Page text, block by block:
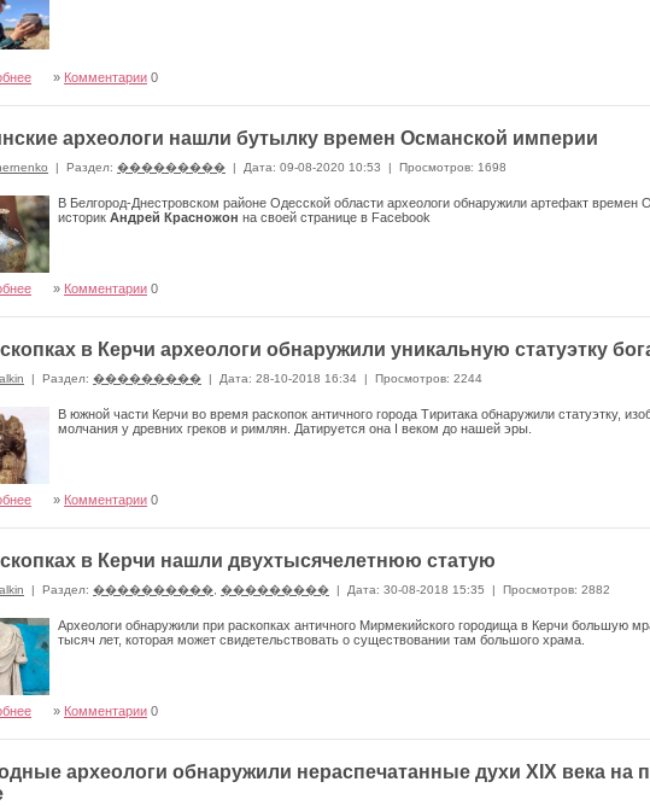
» Комментарии 0
археологи нашли бутылку времен Османской империи
| Раздел: ��������� | Дата: 09-08-2020 10:53 | Просмотров: 1698
В Белгород-Днестровском районе Одесской области археологи обнаружили артефакт
историк Андрей Красножон на своей странице в Facebook
» Комментарии 0
в Керчи археологи обнаружили уникальную статуэтку
| Раздел: ��������� | Дата: 28-10-2018 16:34 | Просмотров: 2244
В южной части Керчи во время раскопок античного города Тиритака обнаружили статуэтку,
молчания у древних греков и римлян. Датируется она I веком до нашей эры.
» Комментарии 0
в Керчи нашли двухтысячелетнюю статую
| Раздел: ���������� ��������� | Дата: 30-08-2018 15:35 | Просмотров: 2882
Археологи обнаружили при раскопках античного Мирмекийского городища в Керчи большую
тысяч лет, которая может свидетельствовать о существовании там большого храма.
» Комментарии 0
археологи обнаружили нераспечатанные духи XIX века на